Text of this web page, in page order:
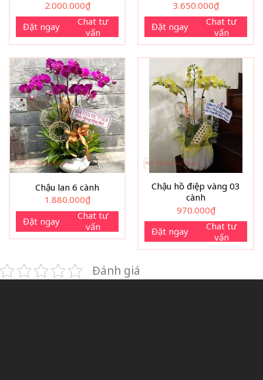
2.000.000₫
Đặt ngay
Chat tư
vấn
3.650.000₫
Đặt ngay
Chat tư
vấn
Chậu lan 6 cành
1.880.000₫
Đặt ngay
Chat tư
vấn
Chậu hồ điệp vàng 03
cành
970.000₫
Đặt ngay
Chat tư
vấn
Đánh giá